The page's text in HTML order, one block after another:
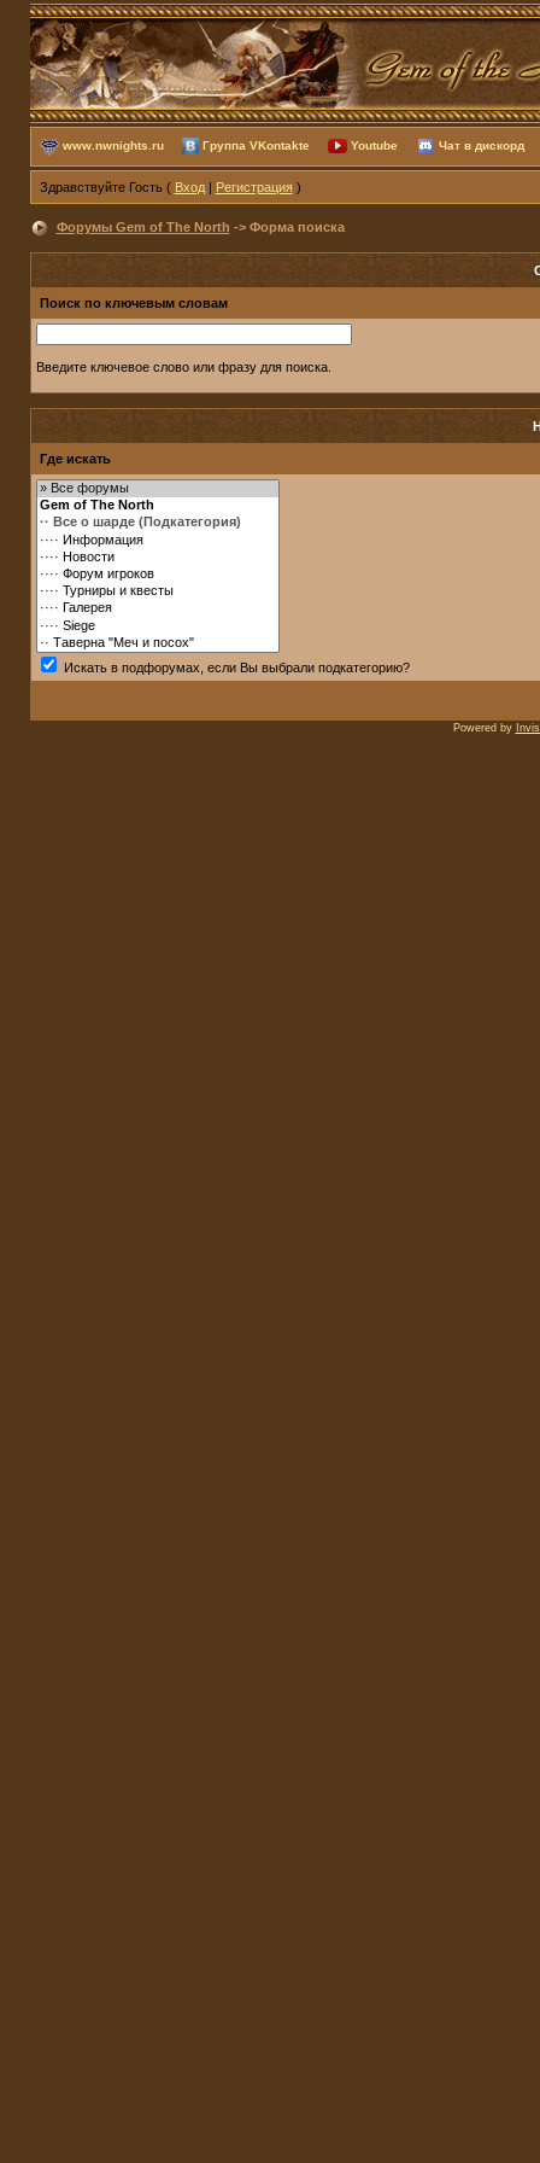
www.nwnights.ru Группа VKontakte Youtube Чат в дискорд
Здравствуйте Гость ( Вход| Регистрация)
Форумы Gem of The North -> Форма поиска
Поиск по ключевым словам
Введите ключевое слово или фразу для поиска.
Где искать
Искать в подфорумах, если Вы выбрали подкатегорию?
Powered by